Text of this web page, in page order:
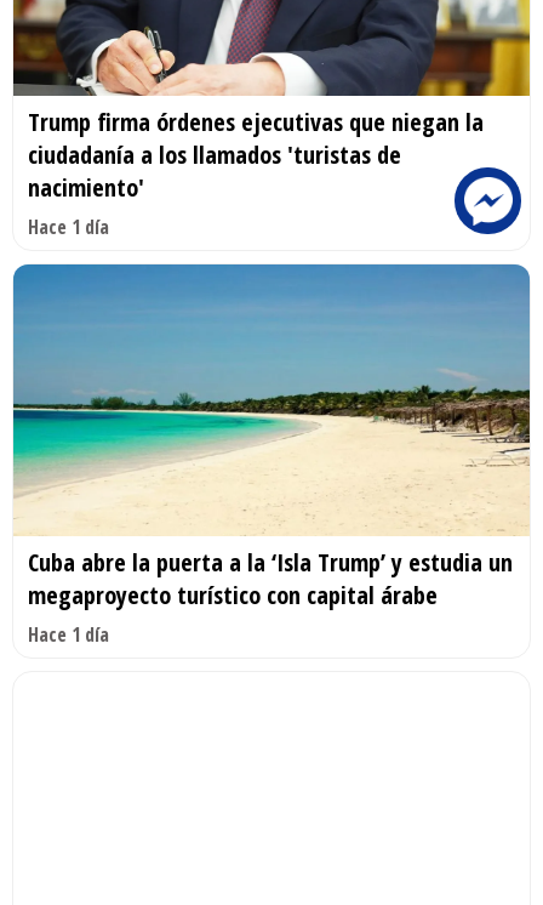
Trump firma órdenes ejecutivas que niegan la
ciudadanía a los llamados 'turistas de
nacimiento'
Hace 1 día
Cuba abre la puerta a la ‘Isla Trump’ y estudia un
megaproyecto turístico con capital árabe
Hace 1 día